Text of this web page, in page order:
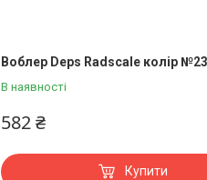
Воблер Deps Radscale колір №23
В наявності
582 ₴
Купити